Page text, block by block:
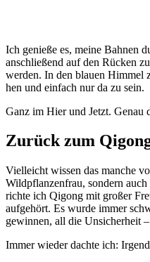
Ich genie­ße es, mei­ne Bah­nen
anschlie­ßend auf den Rücken
wer­den. In den blau­en Him­mel
hen und ein­fach nur da zu sein.
Ganz im Hier und Jetzt. Genau
Zurück zum
Viel­leicht wis­sen das man­che
Wild­pflan­zen­frau, son­dern
rich­te ich Qigong mit gro­ßer
auf­ge­hört. Es wur­de immer
gewin­nen, all die Unsi­cher­heit
Immer wie­der dach­te ich: